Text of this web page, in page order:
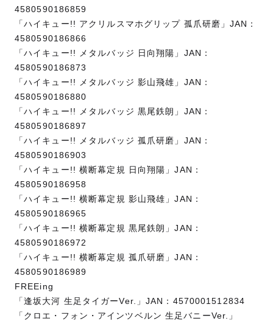
4580590186859
「ハイキュー!! アクリルスマホグリップ 孤爪研磨」JAN：
4580590186866
「ハイキュー!! メタルバッジ 日向翔陽」JAN：
4580590186873
「ハイキュー!! メタルバッジ 影山飛雄」JAN：
4580590186880
「ハイキュー!! メタルバッジ 黒尾鉄朗」JAN：
4580590186897
「ハイキュー!! メタルバッジ 孤爪研磨」JAN：
4580590186903
「ハイキュー!! 横断幕定規 日向翔陽」JAN：
4580590186958
「ハイキュー!! 横断幕定規 影山飛雄」JAN：
4580590186965
「ハイキュー!! 横断幕定規 黒尾鉄朗」JAN：
4580590186972
「ハイキュー!! 横断幕定規 孤爪研磨」JAN：
4580590186989
FREEing
「逢坂大河 生足タイガーVer.」JAN：4570001512834
「クロエ・フォン・アインツベルン 生足バニーVer.」